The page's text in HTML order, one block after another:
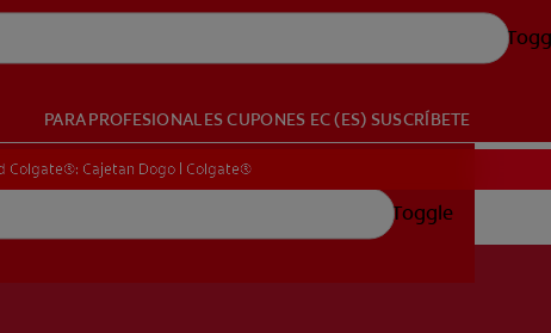
PARA PROFESIONALESCUPONES EC (ES) SUSCRÍBETE
Toggle
Colgate®: Cajetan Dogo | Colgate®